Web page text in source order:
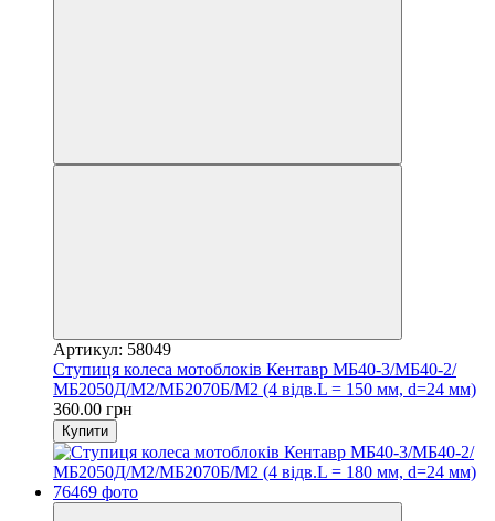
Артикул: 58049
Ступиця колеса мотоблоків Кентавр МБ40-3/МБ40-2/
МБ2050Д/М2/МБ2070Б/М2 (4 відв.L = 150 мм, d=24 мм)
360.00 грн
Купити